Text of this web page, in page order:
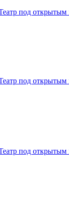
под
под
под